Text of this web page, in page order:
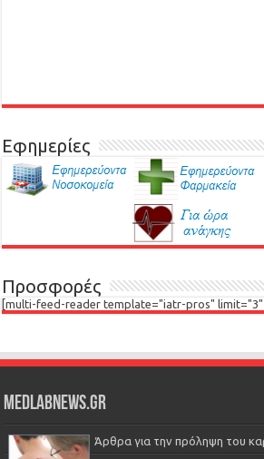
Εφημερίες
Προσφορές
[multi-feed-reader template="iatr-pros" limit="3"
Medlabnews.gr
Άρθρα για την πρόληψη του